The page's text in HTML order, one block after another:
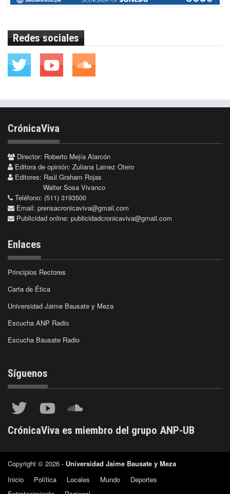
Redes sociales
CrónicaViva
Director: Roberto Mejía Alarcón
Editora de opinión: Zuliana Lainez Otero
Editores: Raúl Graham Rojas
Walter Sosa Vivanco
Teléfono: (511) 3193500
Email: prensacronicaviva@gmail.com
Publicidad online: publicidadcronicaviva@gmail.com
Enlaces
Principios Rectores
Carta de Ética
Universidad Jaime Bausate y Meza
Escucha ANP Radio
Escucha Bausate Radio
Síguenos
CrónicaViva es miembro del grupo ANP-UB
Copyright © 2026 - Universidad Jaime Bausate y Meza
Inicio
Política Locales Mundo
Deportes